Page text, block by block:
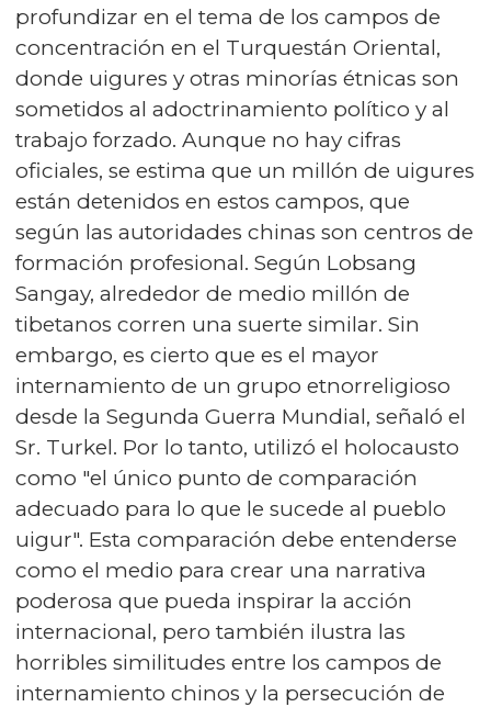
profundizar en el tema de los campos de
concentración en el Turquestán Oriental,
donde uigures y otras minorías étnicas son
sometidos al adoctrinamiento político y al
trabajo forzado. Aunque no hay cifras
oficiales, se estima que un millón de uigures
están detenidos en estos campos, que
según las autoridades chinas son centros de
formación profesional. Según Lobsang
Sangay, alrededor de medio millón de
tibetanos corren una suerte similar. Sin
embargo, es cierto que es el mayor
internamiento de un grupo etnorreligioso
desde la Segunda Guerra Mundial, señaló el
Sr. Turkel. Por lo tanto, utilizó el holocausto
como "el único punto de comparación
adecuado para lo que le sucede al pueblo
uigur". Esta comparación debe entenderse
como el medio para crear una narrativa
poderosa que pueda inspirar la acción
internacional, pero también ilustra las
horribles similitudes entre los campos de
internamiento chinos y la persecución de